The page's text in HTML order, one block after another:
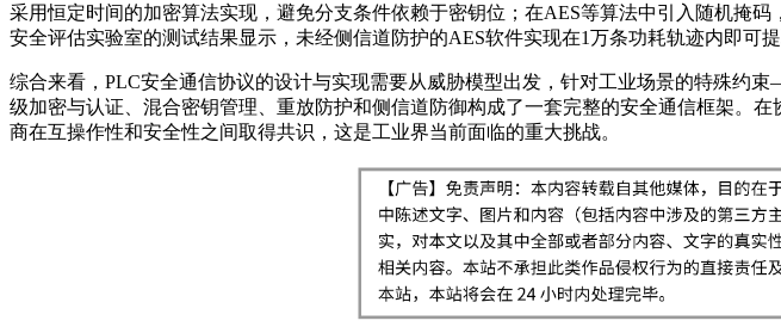
采用恒定时间的加密算法实现，避免分支条件依赖于密钥位；在AES等算法中引入随机掩
安全评估实验室的测试结果显示，未经侧信道防护的AES软件实现在1万条功耗轨迹内即可
综合来看，PLC安全通信协议的设计与实现需要从威胁模型出发，针对工业场景的特殊
级加密与认证、混合密钥管理、重放防护和侧信道防御构成了一套完整的安全通信框架。
商在互操作性和安全性之间取得共识，这是工业界当前面临的重大挑战。